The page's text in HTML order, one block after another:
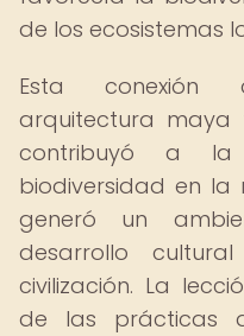
de los ecosistemas
Esta conexión
arquitectura
contribuyó a la
biodiversidad en la
generó un
desarrollo
civilización. La
de las prácticas